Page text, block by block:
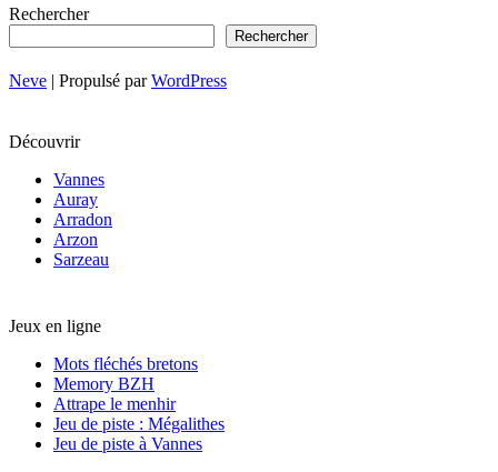
Rechercher
Rechercher
Neve | Propulsé parWordPress
Découvrir
Vannes
Auray
Arradon
Arzon
Sarzeau
Jeux en ligne
Mots fléchés bretons
Memory BZH
Attrape le menhir
Jeu de piste : Mégalithes
Jeu de piste à Vannes